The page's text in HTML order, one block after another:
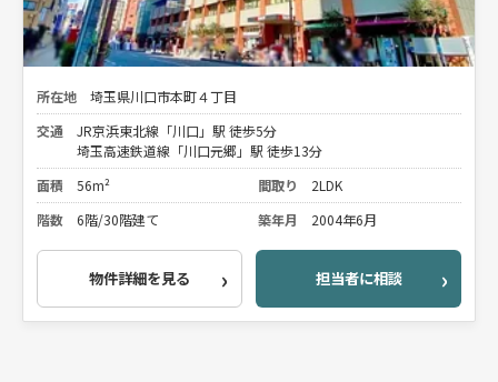
所在地
埼玉県川口市本町４丁目
交通
JR京浜東北線「川口」駅 徒歩5分
埼玉高速鉄道線「川口元郷」駅 徒歩13分
面積
56m² 間取り
2LDK
階数
6階/30階建て 築年月 2004年6月
物件詳細を見る 担当者に相談